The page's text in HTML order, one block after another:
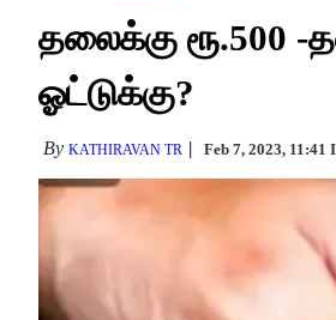
தலைக்கு ரூ.500 -
ஓட்டுக்கு?
By KATHIRAVAN TR Feb 7, 2023, 11:41